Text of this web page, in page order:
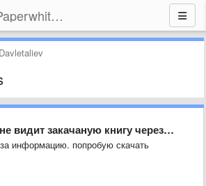
Kindle, Kindle Paperwhite, Kindle Voyage
видит закачаную книгу через USB.
информацию. попробую скачать